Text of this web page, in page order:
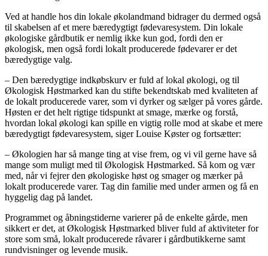
Ved at handle hos din lokale økolandmand bidrager du dermed også
til skabelsen af et mere bæredygtigt fødevaresystem. Din lokale
økologiske gårdbutik er nemlig ikke kun god, fordi den er
økologisk, men også fordi lokalt producerede fødevarer er det
bæredygtige valg.
– Den bæredygtige indkøbskurv er fuld af lokal økologi, og til
Økologisk Høstmarked kan du stifte bekendtskab med kvaliteten af
de lokalt producerede varer, som vi dyrker og sælger på vores gårde.
Høsten er det helt rigtige tidspunkt at smage, mærke og forstå,
hvordan lokal økologi kan spille en vigtig rolle mod at skabe et mere
bæredygtigt fødevaresystem, siger Louise Køster og fortsætter:
– Økologien har så mange ting at vise frem, og vi vil gerne have så
mange som muligt med til Økologisk Høstmarked. Så kom og vær
med, når vi fejrer den økologiske høst og smager og mærker på
lokalt producerede varer. Tag din familie med under armen og få en
hyggelig dag på landet.
Programmet og åbningstiderne varierer på de enkelte gårde, men
sikkert er det, at Økologisk Høstmarked bliver fuld af aktiviteter for
store som små, lokalt producerede råvarer i gårdbutikkerne samt
rundvisninger og levende musik.